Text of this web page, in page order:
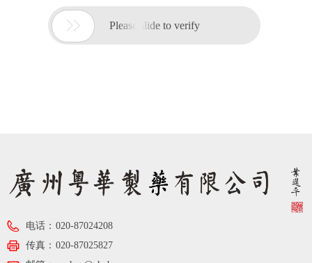
电话： 020-87024208
传真： 020-87025827